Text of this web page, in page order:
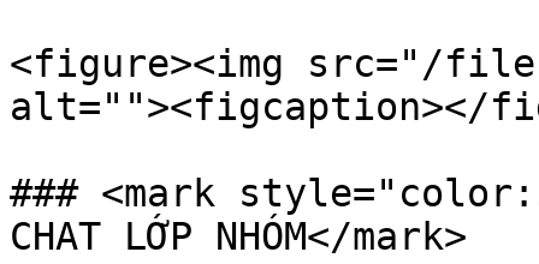
<figure><img src="/
alt=""><figcaption></
### <mark
CHAT LỚP NHÓM</mark>